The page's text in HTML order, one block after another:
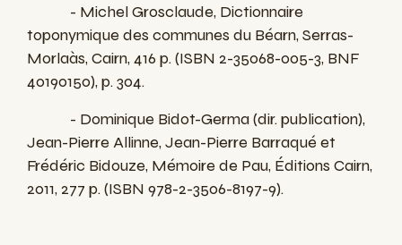
- Michel Grosclaude, Dictionnaire
toponymique des communes du Béarn, Serras-
Morlaàs, Cairn, 416 p. (ISBN 2-35068-005-3, BNF
40190150), p. 304.
- Dominique Bidot-Germa (dir. publication),
Jean-Pierre Allinne, Jean-Pierre Barraqué et
Frédéric Bidouze, Mémoire de Pau, Éditions Cairn,
2011, 277 p. (ISBN 978-2-3506-8197-9).